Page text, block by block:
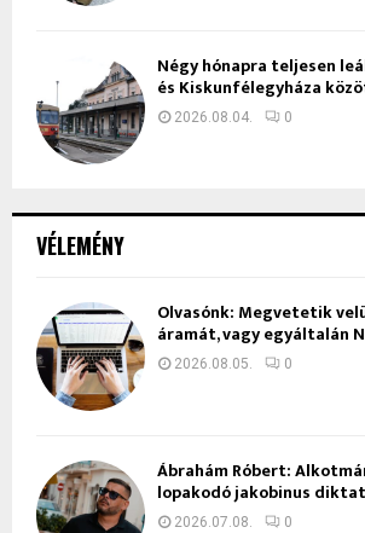
VÉLEMÉNY
Olvasónk: Megvetetik
áramát, vagy egyáltalán
2026.08.05. 0
Ábrahám Róbert:
lopakodó jakobinus
2026.07.08. 0
Négy hónapra teljesen
és Kiskunfélegyháza
2026.08.04. 0